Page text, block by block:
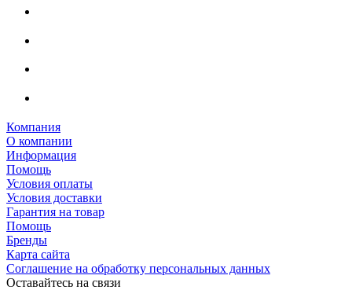
Компания
О компании
Информация
Помощь
Условия оплаты
Условия доставки
Гарантия на товар
Помощь
Бренды
Карта сайта
Соглашение на обработку персональных данных
Оставайтесь на связи